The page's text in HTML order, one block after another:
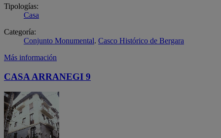
Tipologías:
Casa
Categoría:
Conjunto Monumental. Casco Histórico de Bergara
Más información
CASA ARRANEGI 9